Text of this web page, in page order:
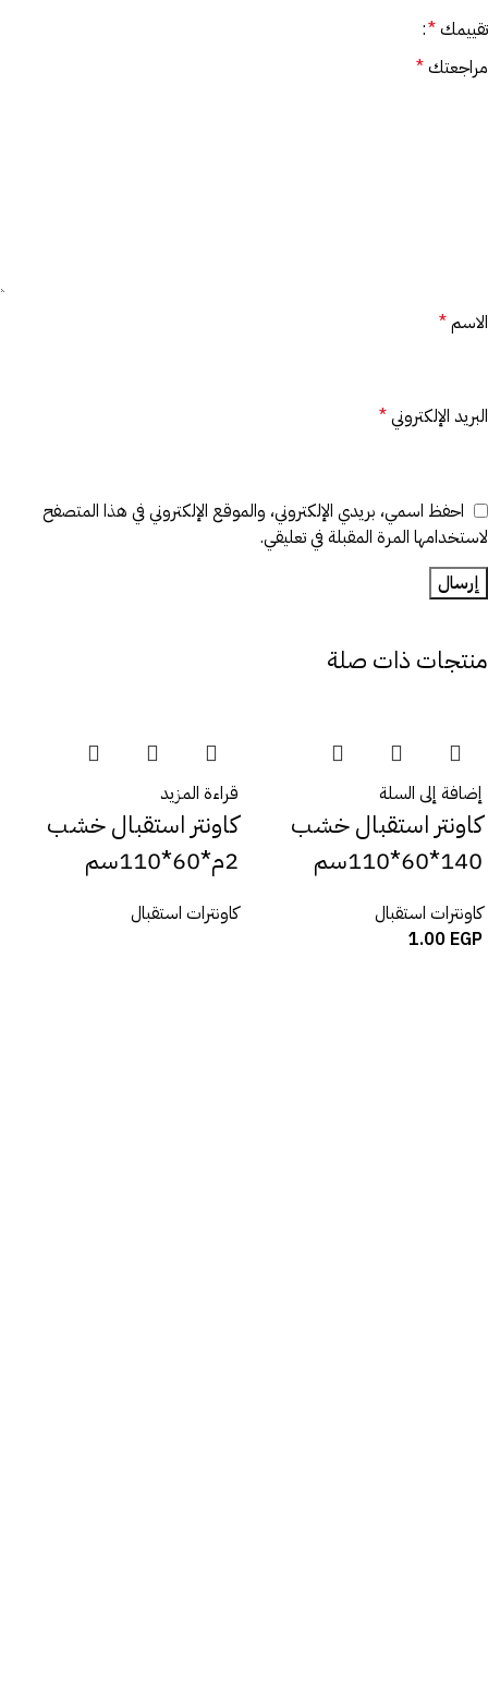
تقييمك*
مراجعتك*
الاسم*
البريد الإلكتروني*
احفظ اسمي، بريدي الإلكتروني، والموقع الإلكتروني في هذا المتصفح
لاستخدامها المرة المقبلة في تعليقي.
منتجات ذات صلة
إضافة إلى السلة
كاونتر استقبال خشب
140*60*110سم
كاونترات استقبال
1.00 EGP
قراءة المزيد
كاونتر استقبال خشب
2م*60*110سم
كاونترات استقبال